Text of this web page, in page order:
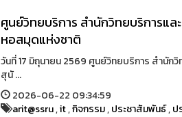
ศูนย์วิทยบริการ สำนักวิทยบริการแล
หอสมุดแห่งชาติ
วันที่ 17 มิถุนายน 2569 ศูนย์วิทยบริการ สำนัก
สุนั ...
2026-06-22 09:34:59
arit@ssru,it,กิจกรรม,ประชาสัมพันธ์,ป